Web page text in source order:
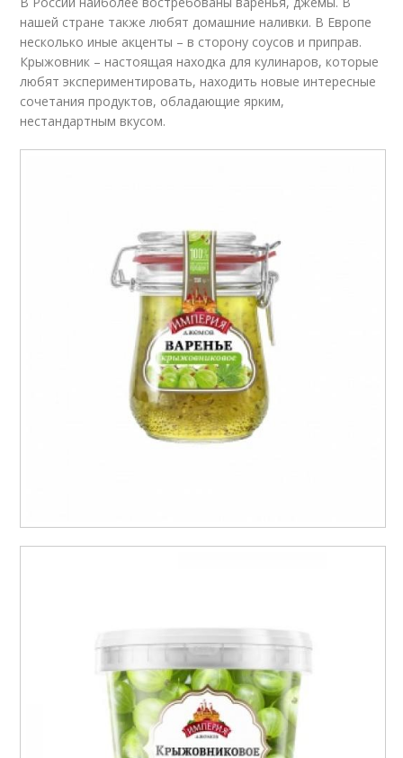
нашей стране также любят домашние наливки. В Европе
несколько иные акценты – в сторону соусов и приправ.
Крыжовник – настоящая находка для кулинаров, которые
любят экспериментировать, находить новые интересные
сочетания продуктов, обладающие ярким,
нестандартным вкусом.